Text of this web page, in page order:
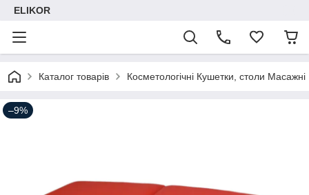
ELIKOR
Каталог товарів Косметологічні Кушетки, столи Масажні
–9%